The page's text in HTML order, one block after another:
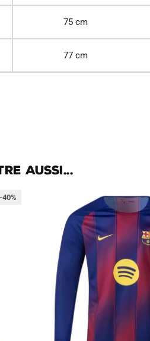
75 cm
77 cm
aussi...
-40%